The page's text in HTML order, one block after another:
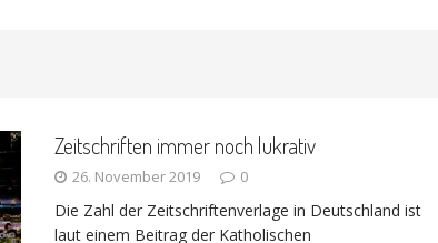
sich der WDR von ernsthaften Nachrichten
Zeitschriften immer noch lukrativ
26. November 2019 0
Die Zahl der Zeitschriftenverlage in Deutschland ist
laut einem Beitrag der Katholischen